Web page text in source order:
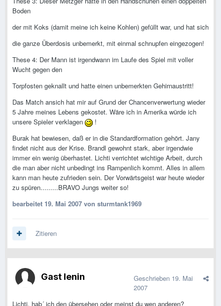
Boden
der mit Koks (damit meine ich keine Kohlen) gefüllt war, und hat sich
die ganze Überdosis unbemerkt, mit einmal schnupfen eingezogen!
These 4: Der Mann ist irgendwann im Laufe des Spiel mit voller
Wucht gegen den
Torpfosten geknallt und hatte einen unbemerkten Gehirnaustritt!
Das Match ansich hat mir auf Grund der Chancenverwertung wieder
5 Jahre meines Lebens gekostet. Wäre ich in Amerika würde ich
unsere Spieler verklagen
!
Burak hat bewiesen, daß er in die Standardformation gehört. Jany
findet nicht aus der Krise. Brandl gewohnt stark, aber irgendwie
immer ein wenig überhastet. Lichti verrichtet wichtige Arbeit, durch
die man aber nicht unbedingt ins Rampenlich kommt. Alles in allem
kann man heute zufrieden sein. Der Vorwärtsgeist war heute wieder
zu spüren.........BRAVO Jungs weiter so!
bearbeitet 19. Mai 2007 von sturmtank1969
Zitieren
Gast lenin Geschrieben 19. Mai
2007
Lichti, hab´ ich den übersehen oder meinst du wen anderen?